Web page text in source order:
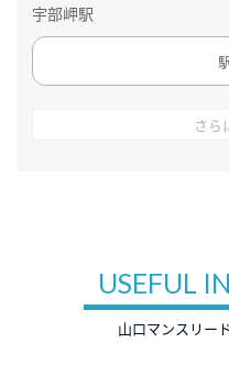
宇部岬駅
さら
USEFUL
山口マンスリー